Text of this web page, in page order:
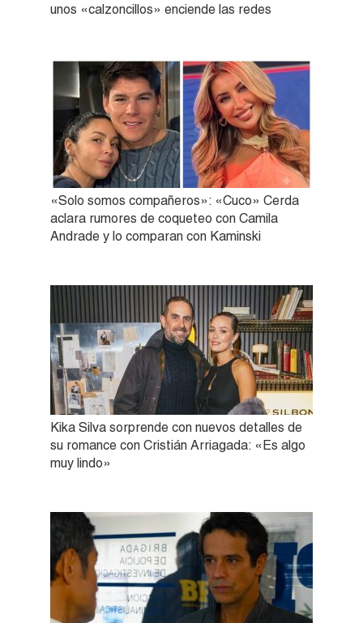
unos «calzoncillos» enciende las redes
«Solo somos compañeros»: «Cuco» Cerda
aclara rumores de coqueteo con Camila
Andrade y lo comparan con Kaminski
Kika Silva sorprende con nuevos detalles de
su romance con Cristián Arriagada: «Es algo
muy lindo»